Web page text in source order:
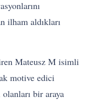
ilham aldıkları
Mateusz M isimli
motive edici
bir araya